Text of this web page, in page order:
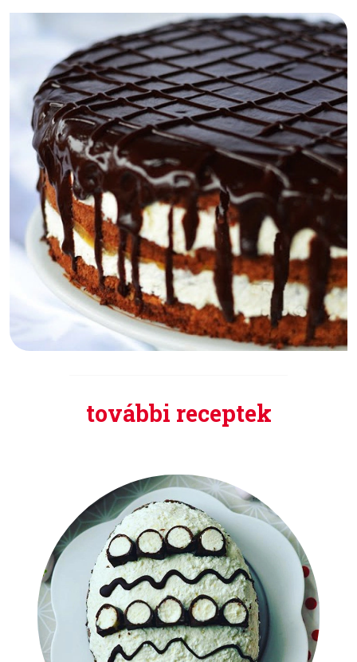
további receptek